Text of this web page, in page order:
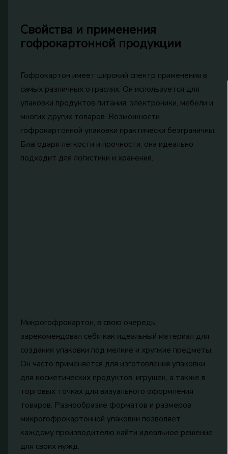
Свойства и применения
гофрокартонной продукции
Гофрокартон имеет широкий спектр применения в
самых различных отраслях. Он используется для
упаковки продуктов питания, электроники, мебели и
многих других товаров. Возможности
гофрокартонной упаковки практически безграничны.
Благодаря легкости и прочности, она идеально
подходит для логистики и хранения.
Микрогофрокартон, в свою очередь,
зарекомендовал себя как идеальный материал для
создания упаковки под мелкие и хрупкие предметы.
Он часто применяется для изготовления упаковки
для косметических продуктов, игрушек, а также в
торговых точках для визуального оформления
товаров. Разнообразие форматов и размеров
микрогофрокартонной упаковки позволяет
каждому производителю найти идеальное решение
для своих нужд.